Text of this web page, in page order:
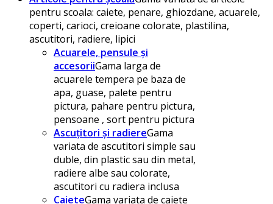
pentru scoala: caiete, penare, ghiozdane, acuarele,
coperti, carioci, creioane colorate, plastilina,
ascutitori, radiere, lipici
Acuarele, pensule și
accesoriiGama larga de
acuarele tempera pe baza de
apa, guase, palete pentru
pictura, pahare pentru pictura,
pensoane , sort pentru pictura
Ascuțitori și radiereGama
variata de ascutitori simple sau
duble, din plastic sau din metal,
radiere albe sau colorate,
ascutitori cu radiera inclusa
CaieteGama variata de caiete